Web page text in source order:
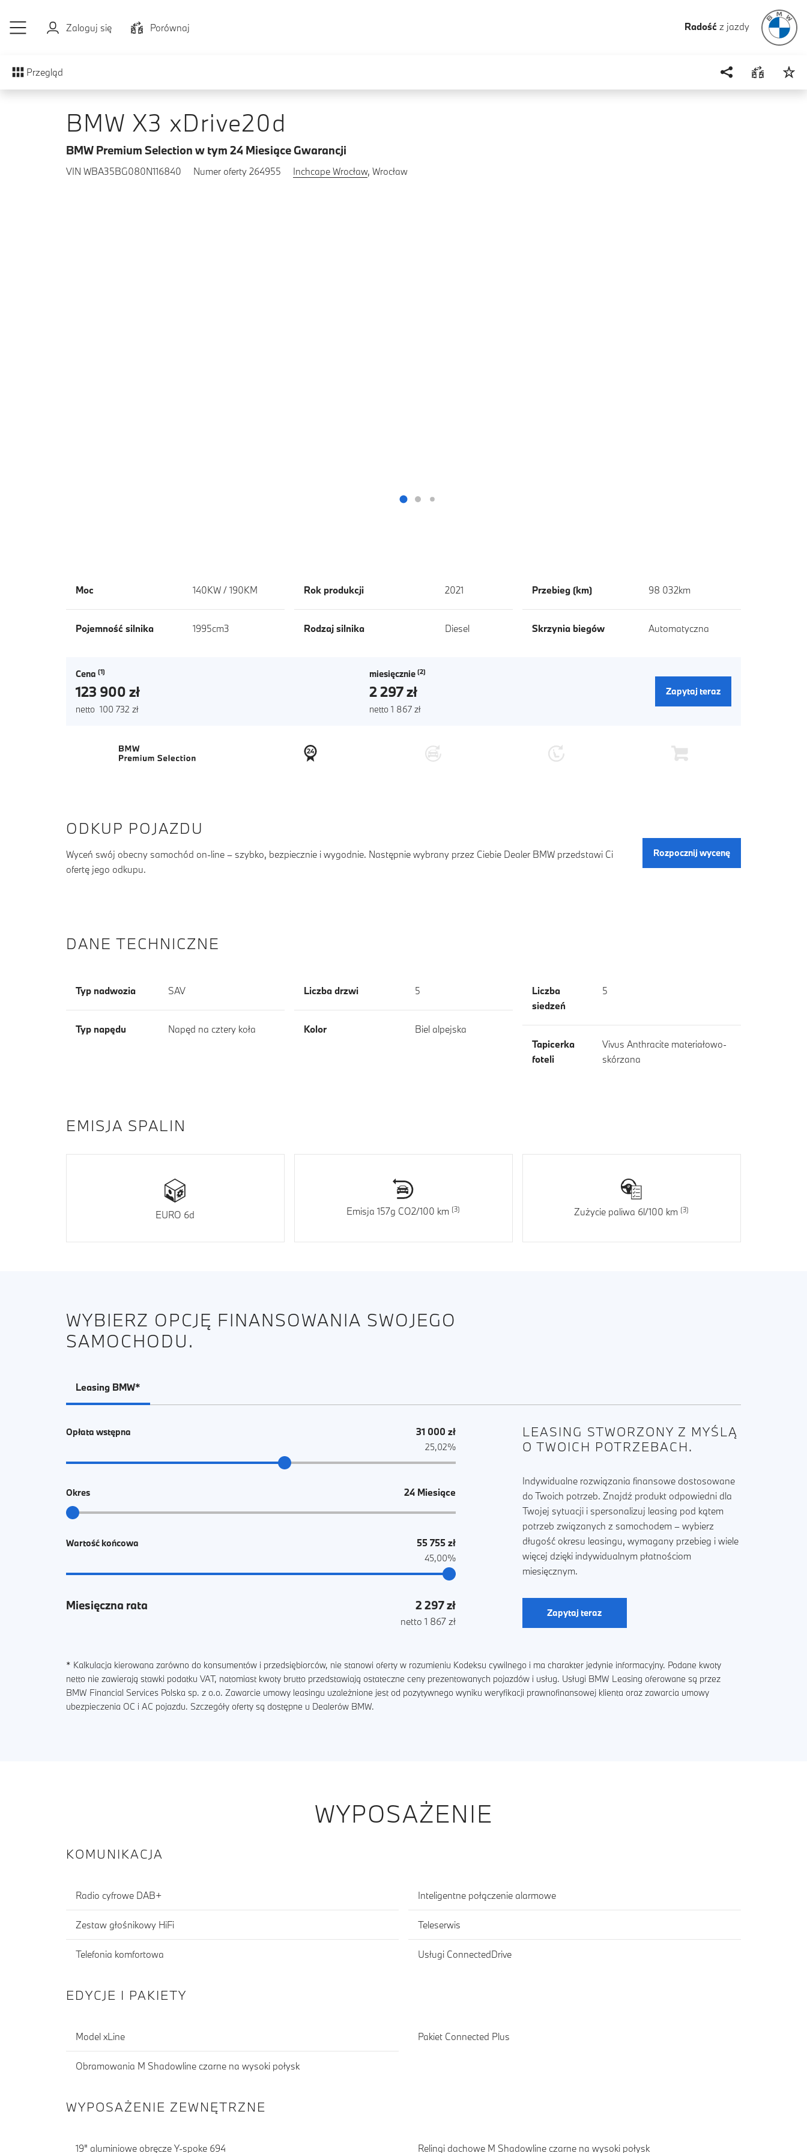
Zaloguj się
Porównaj Radość z jazdy
Przegląd
BMW X3 xDrive20d
BMW Premium Selection w tym 24 Miesiące Gwarancji
VIN WBA35BG080N116840 Numer oferty 264955 Inchcape Wrocław, Wrocław
Moc 140KW / 190KM
Pojemność silnika 1995cm3
Rok produkcji 2021
Rodzaj silnika Diesel
Przebieg (km) 98 032km
Skrzynia biegów Automatyczna
Cena
123 900 zł
netto 100 732 zł
miesięcznie
2 297 zł
netto 1 867 zł
Zapytaj teraz
ODKUP POJAZDU
Wyceń swój obecny samochód on-line – szybko, bezpiecznie i wygodnie. Następnie wybrany przez Ciebie Dealer BMW przedstawi Ci
ofertę jego odkupu.
Rozpocznij wycenę
DANE TECHNICZNE
Typ nadwozia SAV
Typ napędu Napęd na cztery koła
Liczba drzwi 5
Kolor Biel alpejska
Liczba
siedzeń
5
Tapicerka
foteli
Vivus Anthracite materiałowo-
skórzana
EMISJA SPALIN
EURO 6d Emisja 157g CO2/100 km Zużycie paliwa 6l/100 km
WYBIERZ OPCJĘ FINANSOWANIA SWOJEGO
SAMOCHODU.
Leasing BMW*
Opłata wstępna 31 000 zł
25,02%
Okres 24 Miesiące
Wartość końcowa 55 755 zł
45,00%
Miesięczna rata 2 297 zł
netto 1 867 zł
LEASING STWORZONY Z MYŚLĄ
O TWOICH POTRZEBACH.
Indywidualne rozwiązania finansowe dostosowane
do Twoich potrzeb. Znajdź produkt odpowiedni dla
Twojej sytuacji i spersonalizuj leasing pod kątem
potrzeb związanych z samochodem – wybierz
długość okresu leasingu, wymagany przebieg i wiele
więcej dzięki indywidualnym płatnościom
miesięcznym.
Zapytaj teraz
* Kalkulacja kierowana zarówno do konsumentów i przedsiębiorców, nie stanowi oferty w rozumieniu Kodeksu cywilnego i ma charakter jedynie informacyjny. Podane kwoty
netto nie zawierają stawki podatku VAT, natomiast kwoty brutto przedstawiają ostateczne ceny prezentowanych pojazdów i usług. Usługi BMW Leasing oferowane są przez
BMW Financial Services Polska sp. z o.o. Zawarcie umowy leasingu uzależnione jest od pozytywnego wyniku weryfikacji prawnofinansowej klienta oraz zawarcia umowy
ubezpieczenia OC i AC pojazdu. Szczegóły oferty są dostępne u Dealerów BMW.
WYPOSAŻENIE
KOMUNIKACJA
Radio cyfrowe DAB+
Zestaw głośnikowy HiFi
Telefonia komfortowa
Inteligentne połączenie alarmowe
Teleserwis
Usługi ConnectedDrive
EDYCJE I PAKIETY
Model xLine
Obramowania M Shadowline czarne na wysoki połysk
Pakiet Connected Plus
WYPOSAŻENIE ZEWNĘTRZNE
19" aluminiowe obręcze Y-spoke 694 Relingi dachowe M Shadowline czarne na wysoki połysk